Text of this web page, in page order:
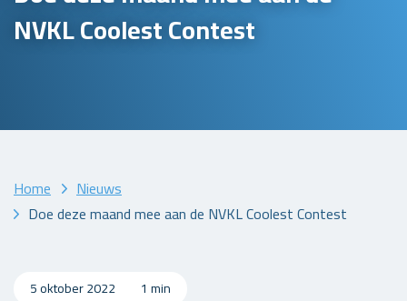
NVKL Coolest Contest
Home
Nieuws
Doe deze maand mee aan de NVKL Coolest Contest
5 oktober 2022 1 min